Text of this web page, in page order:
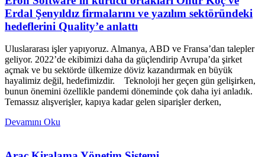
Erdal Şenyıldız firmalarını ve yazılım sektöründeki
hedeflerini Quality’e anlattı
Uluslararası işler yapıyoruz. Almanya, ABD ve Fransa’dan talepler
geliyor. 2022’de ekibimizi daha da güçlendirip Avrupa’da şirket
açmak ve bu sektörde ülkemize döviz kazandırmak en büyük
hayalimiz değil, hedefimizdir. Teknoloji her geçen gün gelişirken,
bunun önemini özellikle pandemi döneminde çok daha iyi anladık.
Temassız alışverişler, kapıya kadar gelen siparişler derken,
Devamını Oku